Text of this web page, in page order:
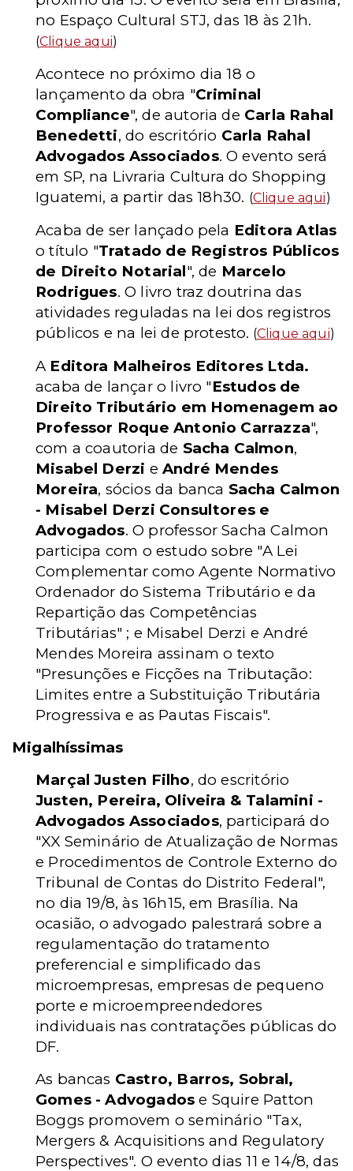
no Espaço Cultural STJ, das 18 às 21h.
(Clique aqui)
Acontece no próximo dia 18 o
lançamento da obra "Criminal
Compliance", de autoria de Carla Rahal
Benedetti, do escritório Carla Rahal
Advogados Associados. O evento será
em SP, na Livraria Cultura do Shopping
Iguatemi, a partir das 18h30. (Clique aqui)
Acaba de ser lançado pela Editora Atlas
o título "Tratado de Registros Públicos
de Direito Notarial", de Marcelo
Rodrigues. O livro traz doutrina das
atividades reguladas na lei dos registros
públicos e na lei de protesto. (Clique aqui)
A Editora Malheiros Editores Ltda.
acaba de lançar o livro "Estudos de
Direito Tributário em Homenagem ao
Professor Roque Antonio Carrazza",
com a coautoria de Sacha Calmon,
Misabel Derzi e André Mendes
Moreira, sócios da banca Sacha Calmon
- Misabel Derzi Consultores e
Advogados. O professor Sacha Calmon
participa com o estudo sobre "A Lei
Complementar como Agente Normativo
Ordenador do Sistema Tributário e da
Repartição das Competências
Tributárias" ; e Misabel Derzi e André
Mendes Moreira assinam o texto
"Presunções e Ficções na Tributação:
Limites entre a Substituição Tributária
Progressiva e as Pautas Fiscais".
Migalhíssimas
Marçal Justen Filho, do escritório
Justen, Pereira, Oliveira & Talamini -
Advogados Associados, participará do
"XX Seminário de Atualização de Normas
e Procedimentos de Controle Externo do
Tribunal de Contas do Distrito Federal",
no dia 19/8, às 16h15, em Brasília. Na
ocasião, o advogado palestrará sobre a
regulamentação do tratamento
preferencial e simplificado das
microempresas, empresas de pequeno
porte e microempreendedores
individuais nas contratações públicas do
DF.
As bancas Castro, Barros, Sobral,
Gomes - Advogadose Squire Patton
Boggs promovem o seminário "Tax,
Mergers & Acquisitions and Regulatory
Perspectives". O evento dias 11 e 14/8, das